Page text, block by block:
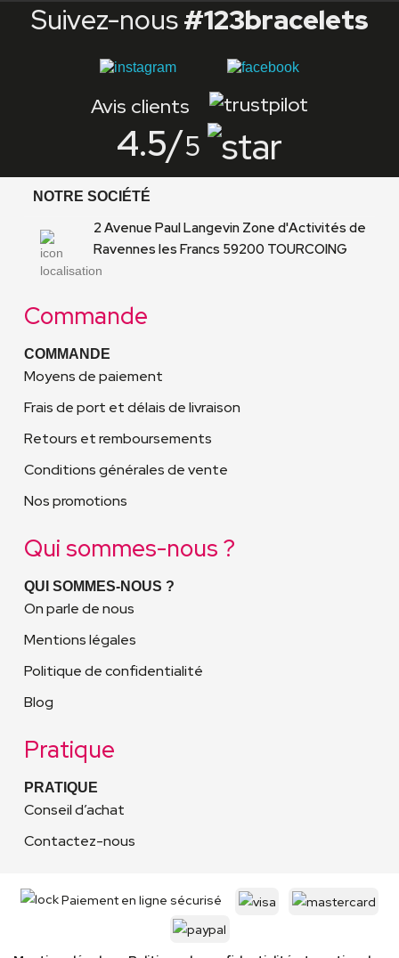
Suivez-nous#123bracelets
Avis clients
4.5/5
NOTRE SOCIÉTÉ
2 Avenue Paul Langevin Zone d'Activités de
Ravennes les Francs 59200 TOURCOING
Commande
COMMANDE
Conditions générales de vente
Moyens de paiement
Frais de port et délais de livraison
Retours et remboursements
Nos promotions
Qui sommes-nous ?
QUI SOMMES-NOUS ?
Mentions légales
Politique de confidentialité
On parle de nous
Blog
Pratique
PRATIQUE
Conseil d’achat
Contactez-nous
Paiement en ligne sécurisé